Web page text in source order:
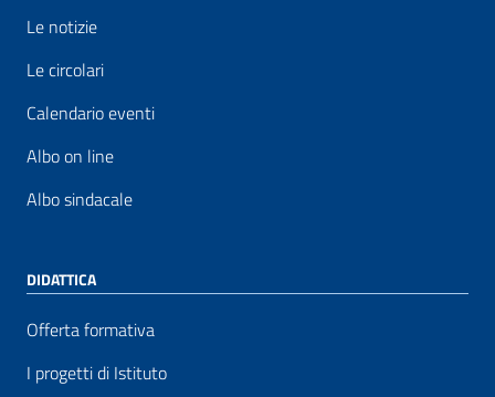
Le notizie
Le circolari
Calendario eventi
Albo on line
Albo sindacale
DIDATTICA
Offerta formativa
I progetti di Istituto